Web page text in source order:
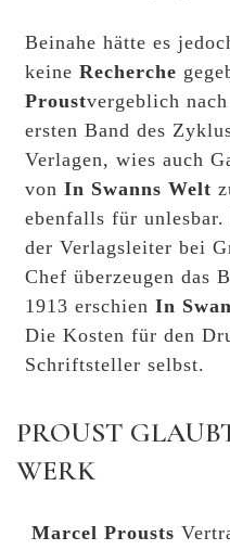
Beinahe hätte es
keine Recherche
Proustvergeblich
ersten Band des
Verlagen, wies auch
von In Swanns Welt
ebenfalls für
der Verlagsleiter bei
Chef überzeugen das
1913 erschien In
Die Kosten für den
Schriftsteller selbst.
PROUST
WERK
Marcel Prousts